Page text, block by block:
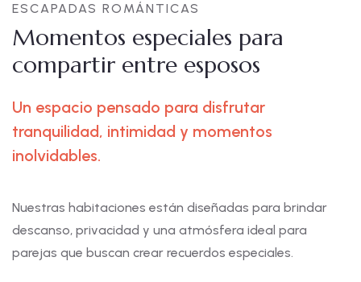
ESCAPADAS ROMÁNTICAS
Momentos especiales para
compartir entre esposos
Un espacio pensado para disfrutar
tranquilidad, intimidad y momentos
inolvidables.
Nuestras habitaciones están diseñadas para brindar
descanso, privacidad y una atmósfera ideal para
parejas que buscan crear recuerdos especiales.